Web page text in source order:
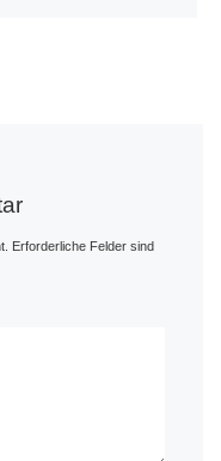
Erforderliche Felder sind